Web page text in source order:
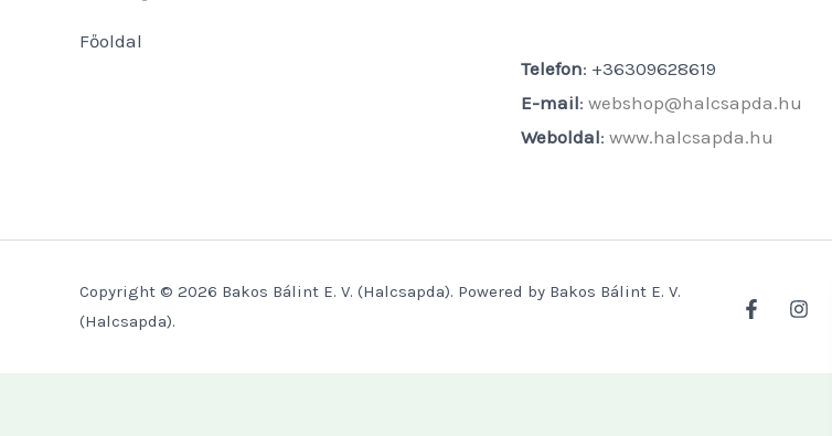
Főoldal
Telefon: +36309628619
E-mail:webshop@halcsapda.hu
Weboldal:www.halcsapda.hu
Copyright © 2026 Bakos Bálint E. V. (Halcsapda). Powered by Bakos Bálint E. V.
(Halcsapda).